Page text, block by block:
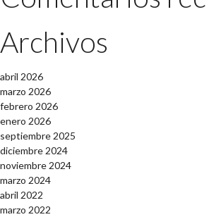
Archivos
abril 2026
marzo 2026
febrero 2026
enero 2026
septiembre 2025
diciembre 2024
noviembre 2024
marzo 2024
abril 2022
marzo 2022